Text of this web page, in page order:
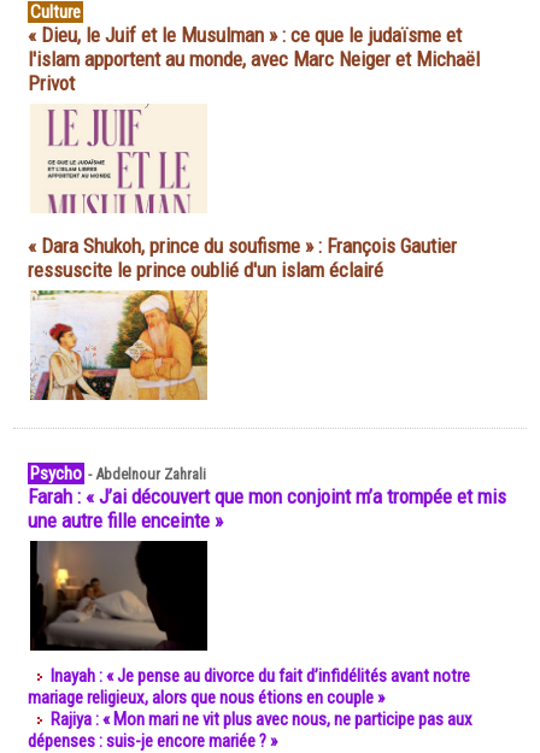
Culture
« Dieu, le Juif et le Musulman » : ce que le judaïsme et
l'islam apportent au monde, avec Marc Neiger et Michaël
Privot
« Dara Shukoh, prince du soufisme » : François Gautier
ressuscite le prince oublié d'un islam éclairé
Psycho -Abdelnour Zahrali
Farah : « J’ai découvert que mon conjoint m’a trompée et mis
une autre fille enceinte »
Inayah : « Je pense au divorce du fait d’infidélités avant notre
mariage religieux, alors que nous étions en couple »
Rajiya : « Mon mari ne vit plus avec nous, ne participe pas aux
dépenses : suis-je encore mariée ? »